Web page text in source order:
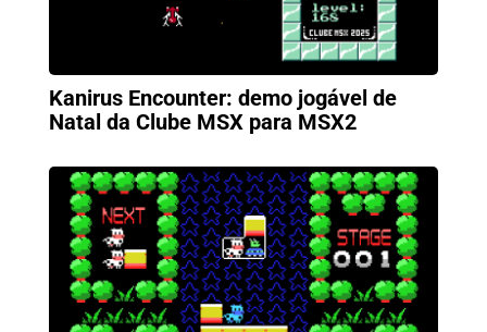
Kanirus Encounter: demo jogável de
Natal da Clube MSX para MSX2